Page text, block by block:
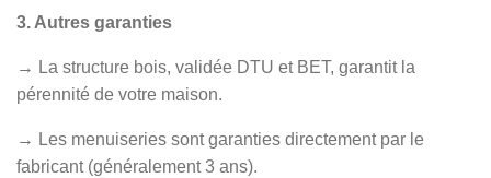
3. Autres garanties
→ La structure bois, validée DTU et BET, garantit la
pérennité de votre maison.
→ Les menuiseries sont garanties directement par le
fabricant (généralement 3 ans).